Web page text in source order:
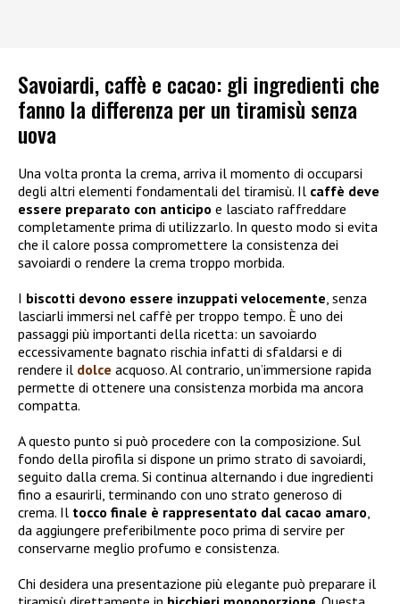
Savoiardi, caffè e cacao: gli ingredienti che
fanno la differenza per un tiramisù senza
uova
Una volta pronta la crema, arriva il momento di occuparsi
degli altri elementi fondamentali del tiramisù. Il caffè deve
essere preparato con anticipo e lasciato raffreddare
completamente prima di utilizzarlo. In questo modo si evita
che il calore possa compromettere la consistenza dei
savoiardi o rendere la crema troppo morbida.
I biscotti devono essere inzuppati velocemente, senza
lasciarli immersi nel caffè per troppo tempo. È uno dei
passaggi più importanti della ricetta: un savoiardo
eccessivamente bagnato rischia infatti di sfaldarsi e di
rendere il dolce acquoso. Al contrario, un’immersione rapida
permette di ottenere una consistenza morbida ma ancora
compatta.
A questo punto si può procedere con la composizione. Sul
fondo della pirofila si dispone un primo strato di savoiardi,
seguito dalla crema. Si continua alternando i due ingredienti
fino a esaurirli, terminando con uno strato generoso di
crema. Il tocco finale è rappresentato dal cacao amaro,
da aggiungere preferibilmente poco prima di servire per
conservarne meglio profumo e consistenza.
Chi desidera una presentazione più elegante può preparare il